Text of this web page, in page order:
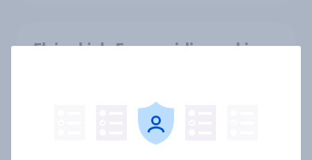
Flying high: France airline rankings